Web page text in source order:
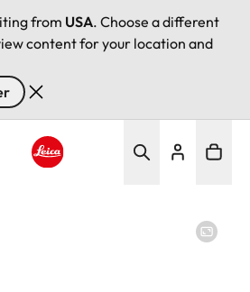
from USA. Choose a different
content for your location and